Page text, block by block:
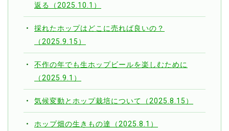
返る（2025.10.1）
採れたホップはどこに売れば良いの？
（2025.9.15）
不作の年でも生ホップビールを楽しむために
（2025.9.1）
気候変動とホップ栽培について（2025.8.15）
ホップ畑の生きもの達（2025.8.1）